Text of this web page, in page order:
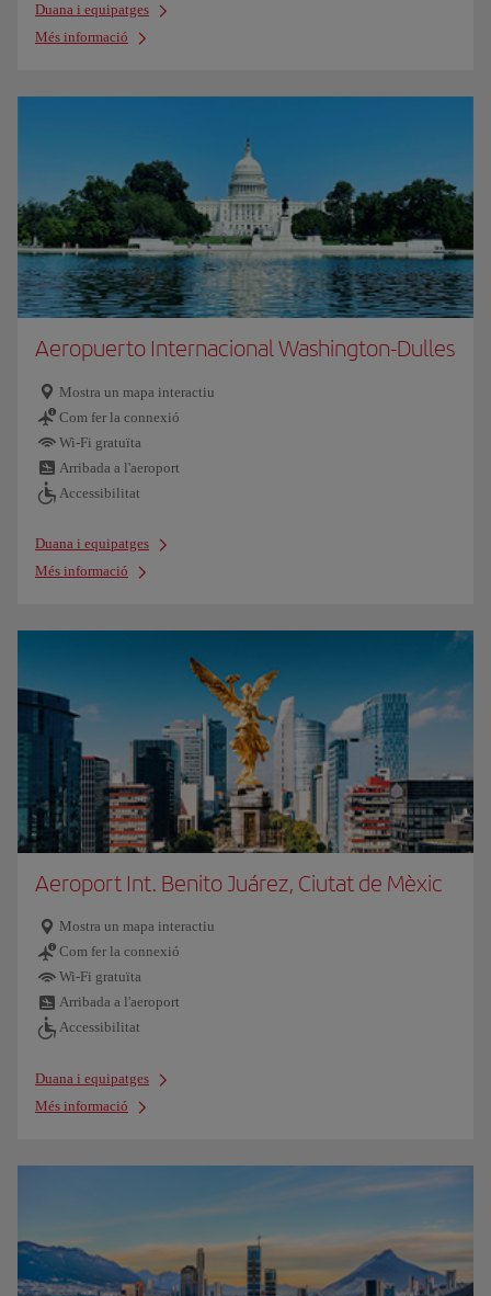
Duana i equipatges
Més informació
Aeropuerto Internacional Washington-Dulles
Mostra un mapa interactiu
Com fer la connexió
Wi-Fi gratuïta
Arribada a l'aeroport
Accessibilitat
Duana i equipatges
Més informació
Aeroport Int. Benito Juárez, Ciutat de Mèxic
Mostra un mapa interactiu
Com fer la connexió
Wi-Fi gratuïta
Arribada a l'aeroport
Accessibilitat
Duana i equipatges
Més informació